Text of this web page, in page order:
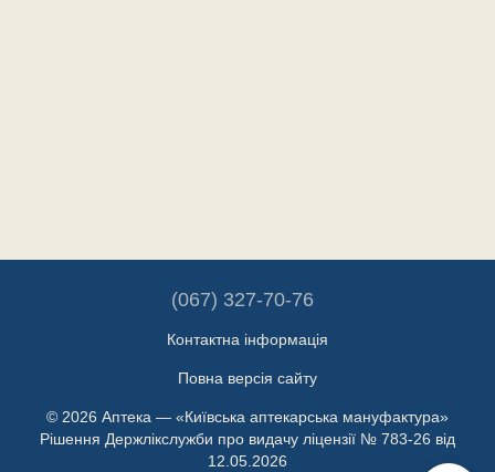
(067) 327-70-76
Контактна інформація
Повна версія сайту
© 2026 Аптека — «Київська аптекарська мануфактура»
Рішення Держлікслужби про видачу ліцензії № 783-26 від
12.05.2026